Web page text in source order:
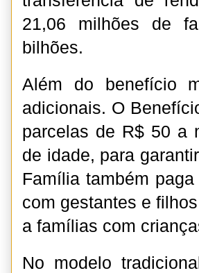
21,06 milhões de
bilhões.
Além do benefício
adicionais. O
parcelas de R$ 50 a
de idade, para
Família também
com gestantes e
a famílias com
No modelo